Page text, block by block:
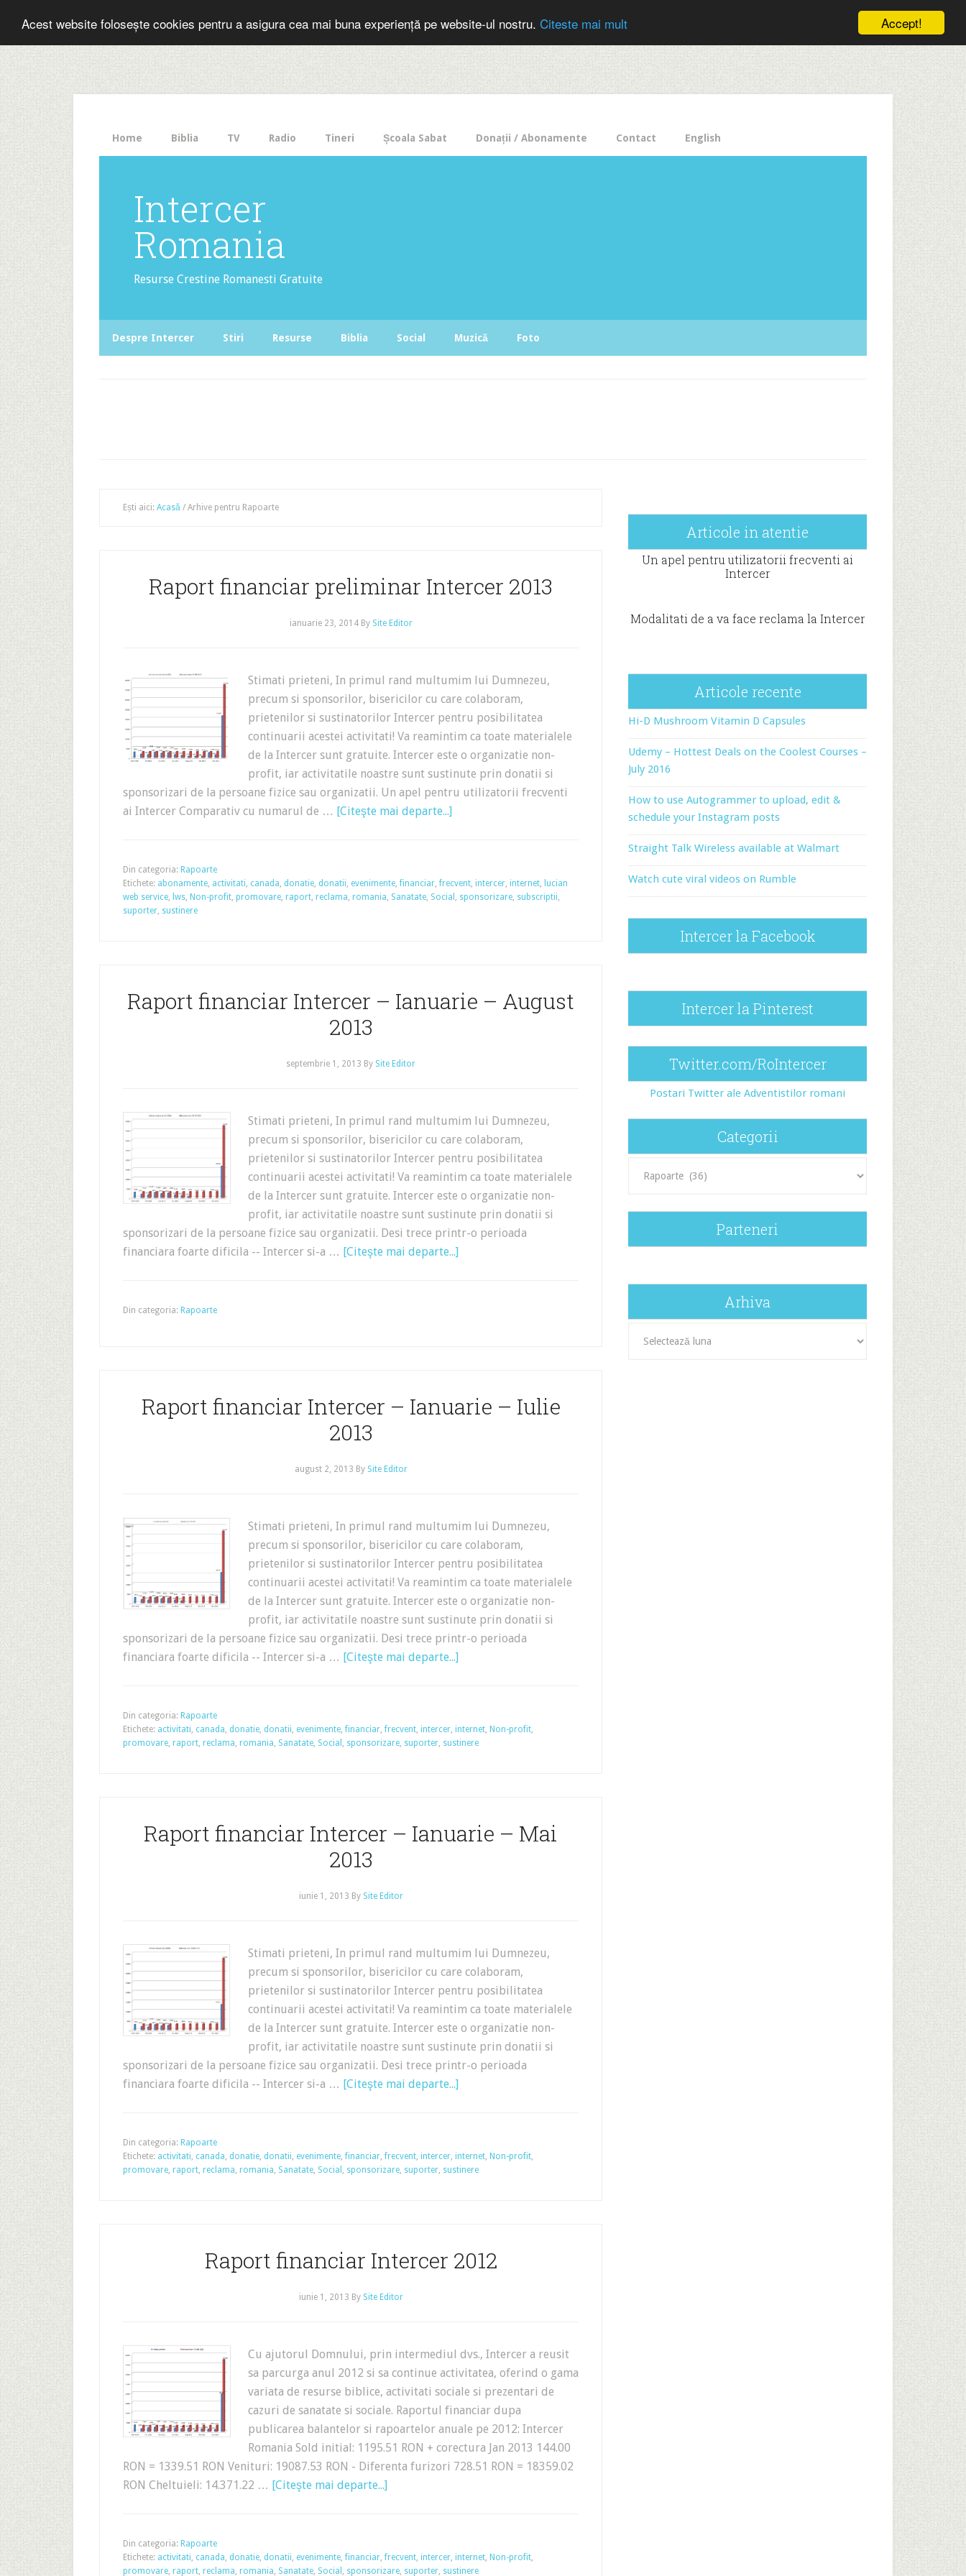
Accept!
Acest website folosește cookies pentru a asigura cea mai buna experiență pe website-ul nostru. Citeste mai mult
The
HelloBar
- a
little
bar
that
gets
noticed!
Home Biblia TV Radio Tineri Școala Sabat Donații / Abonamente Contact English
Intercer
Romania
Resurse Crestine Romanesti Gratuite
Despre Intercer Stiri Resurse Biblia Social Muzică Foto
Ești aici: Acasă / Arhive pentru Rapoarte
Raport financiar preliminar Intercer 2013
ianuarie 23, 2014By Site Editor
Stimati prieteni, In primul rand multumim lui Dumnezeu,
precum si sponsorilor, bisericilor cu care colaboram,
prietenilor si sustinatorilor Intercer pentru posibilitatea
continuarii acestei activitati! Va reamintim ca toate materialele
de la Intercer sunt gratuite. Intercer este o organizatie non-
profit, iar activitatile noastre sunt sustinute prin donatii si
sponsorizari de la persoane fizice sau organizatii. Un apel pentru utilizatorii frecventi
ai Intercer Comparativ cu numarul de … [Citeşte mai departe...]
Din categoria: Rapoarte
Etichete: abonamente, activitati, canada, donatie, donatii, evenimente,financiar,frecvent, intercer, internet, lucian
web service, lws, Non-profit, promovare, raport, reclama, romania, Sanatate, Social , sponsorizare, subscriptii,
suporter, sustinere
Raport financiar Intercer – Ianuarie – August
2013
septembrie 1, 2013 By Site Editor
Stimati prieteni, In primul rand multumim lui Dumnezeu,
precum si sponsorilor, bisericilor cu care colaboram,
prietenilor si sustinatorilor Intercer pentru posibilitatea
continuarii acestei activitati! Va reamintim ca toate materialele
de la Intercer sunt gratuite. Intercer este o organizatie non-
profit, iar activitatile noastre sunt sustinute prin donatii si
sponsorizari de la persoane fizice sau organizatii. Desi trece printr-o perioada
financiara foarte dificila -- Intercer si-a … [Citeşte mai departe...]
Din categoria: Rapoarte
Raport financiar Intercer – Ianuarie – Iulie
2013
august 2, 2013 By Site Editor
Stimati prieteni, In primul rand multumim lui Dumnezeu,
precum si sponsorilor, bisericilor cu care colaboram,
prietenilor si sustinatorilor Intercer pentru posibilitatea
continuarii acestei activitati! Va reamintim ca toate materialele
de la Intercer sunt gratuite. Intercer este o organizatie non-
profit, iar activitatile noastre sunt sustinute prin donatii si
sponsorizari de la persoane fizice sau organizatii. Desi trece printr-o perioada
financiara foarte dificila -- Intercer si-a … [Citeşte mai departe...]
Din categoria: Rapoarte
Etichete: activitati, canada, donatie, donatii, evenimente,financiar,frecvent, intercer, internet, Non-profit,
promovare, raport, reclama, romania, Sanatate, Social , sponsorizare, suporter, sustinere
Raport financiar Intercer – Ianuarie – Mai
2013
iunie 1, 2013 By Site Editor
Stimati prieteni, In primul rand multumim lui Dumnezeu,
precum si sponsorilor, bisericilor cu care colaboram,
prietenilor si sustinatorilor Intercer pentru posibilitatea
continuarii acestei activitati! Va reamintim ca toate materialele
de la Intercer sunt gratuite. Intercer este o organizatie non-
profit, iar activitatile noastre sunt sustinute prin donatii si
sponsorizari de la persoane fizice sau organizatii. Desi trece printr-o perioada
financiara foarte dificila -- Intercer si-a … [Citeşte mai departe...]
Din categoria: Rapoarte
Etichete: activitati, canada, donatie, donatii, evenimente,financiar,frecvent, intercer, internet, Non-profit,
promovare, raport, reclama, romania, Sanatate, Social , sponsorizare, suporter, sustinere
Raport financiar Intercer 2012
iunie 1, 2013 By Site Editor
Cu ajutorul Domnului, prin intermediul dvs., Intercer a reusit
sa parcurga anul 2012 si sa continue activitatea, oferind o gama
variata de resurse biblice, activitati sociale si prezentari de
cazuri de sanatate si sociale. Raportul financiar dupa
publicarea balantelor si rapoartelor anuale pe 2012: Intercer
Romania Sold initial: 1195.51 RON + corectura Jan 2013 144.00
RON = 1339.51 RON Venituri: 19087.53 RON - Diferenta furizori 728.51 RON = 18359.02
RON Cheltuieli: 14.371.22 … [Citeşte mai departe...]
Din categoria: Rapoarte
Etichete: activitati, canada, donatie, donatii, evenimente,financiar,frecvent, intercer, internet, Non-profit,
promovare, raport, reclama, romania, Sanatate, Social , sponsorizare, suporter, sustinere
Articole in atentie
Un apel pentru utilizatorii frecventi ai
Intercer
Modalitati de a va face reclama la Intercer
Articole recente
Hi-D Mushroom Vitamin D Capsules
Udemy – Hottest Deals on the Coolest Courses –
July 2016
How to use Autogrammer to upload, edit &
schedule your Instagram posts
Straight Talk Wireless available at Walmart
Watch cute viral videos on Rumble
Intercer la Facebook
Intercer la Pinterest
Twitter.com/RoIntercer
Postari Twitter ale Adventistilor romani
Categorii
Parteneri
Arhiva